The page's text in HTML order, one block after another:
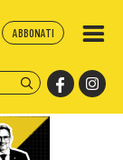
ABBONATI